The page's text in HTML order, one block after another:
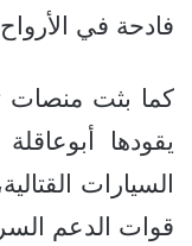
فادحة في
كما بثت منصات
يقودها
السيارات
قوات الدعم